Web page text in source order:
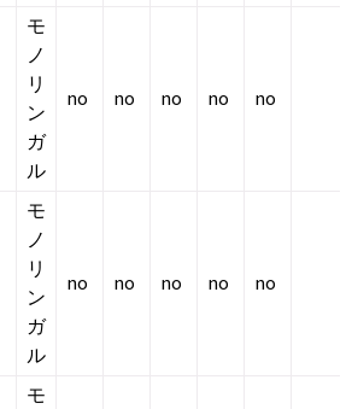
モ
ノ
リ
ン
ガ
ル
no no no no no
モ
ノ
リ
ン
ガ
ル
no no no no no
モ